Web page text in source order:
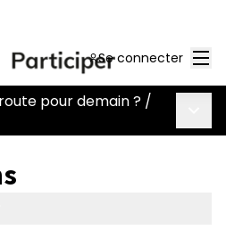
Se connecter
pour demain ? /